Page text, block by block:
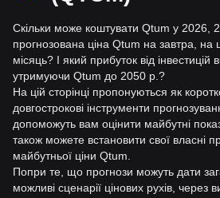
Скільки може коштувати Qtum у 2026,
прогнозована ціна Qtum на завтра,
місяць? І який прибуток від
утримуючи Qtum до 2050 р.?
На цій сторінці пропонуються як
довгострокові інструменти
допоможуть вам оцінити майбутні
також можете встановити свої власні
майбутньої ціни Qtum.
Попри те, що прогнози можуть дати
можливі сценарії цінових рухів, через